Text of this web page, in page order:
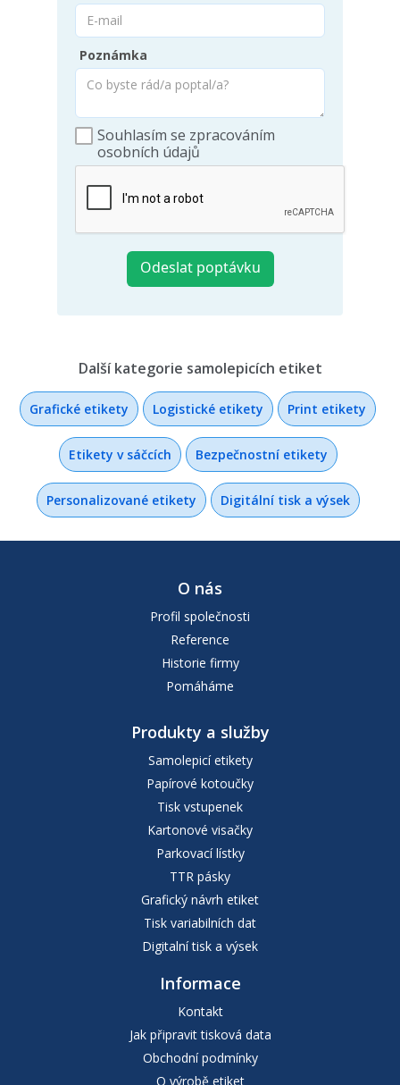
Poznámka
Souhlasím se zpracováním
osobních údajů
Další kategorie samolepicích etiket
Grafické etikety Logistické etikety Print etikety
Etikety v sáčcích Bezpečnostní etikety
Personalizované etikety Digitální tisk a výsek
O nás
Profil společnosti
Reference
Historie firmy
Pomáháme
Produkty a služby
Samolepicí etikety
Papírové kotoučky
Tisk vstupenek
Kartonové visačky
Parkovací lístky
TTR pásky
Grafický návrh etiket
Tisk variabilních dat
Digitalní tisk a výsek
Informace
Kontakt
Jak připravit tisková data
Obchodní podmínky
O výrobě etiket